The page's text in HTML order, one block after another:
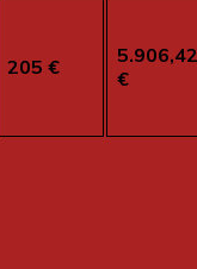
205 €
5.906,42
€